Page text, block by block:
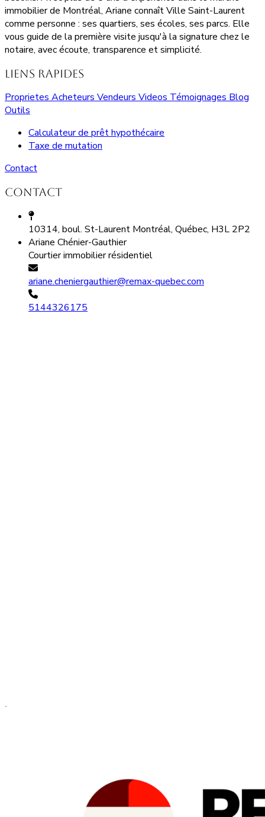
immobilier de Montréal, Ariane connaît Ville Saint-Laurent
comme personne : ses quartiers, ses écoles, ses parcs. Elle
vous guide de la première visite jusqu'à la signature chez le
notaire, avec écoute, transparence et simplicité.
Liens rapides
Proprietes Acheteurs Vendeurs Videos Témoignages Blog
Outils
Calculateur de prêt hypothécaire
Taxe de mutation
Contact
Contact
10314, boul. St-Laurent Montréal, Québec, H3L 2P2
Ariane Chénier-Gauthier
Courtier immobilier résidentiel
ariane.cheniergauthier@remax-quebec.com
5144326175